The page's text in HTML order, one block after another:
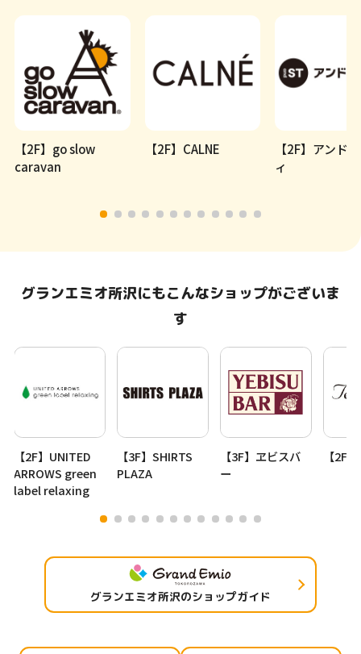
【2F】go slow
caravan
【2F】CALNE
【2F】アンド
ィ
グランエミオ所沢にもこんなショップがございま
す
【2F】UNITED
ARROWS green
label relaxing
【3F】SHIRTS
PLAZA
【3F】ヱビスバ
ー
【2F
グランエミオ所沢のショップガイド